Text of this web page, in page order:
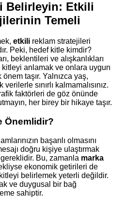
Belirleyin: Etkili
Temeli
etkili reklam stratejileri
Peki, hedef kitle kimdir?
beklentileri ve alışkanlıkları
anlamak ve onlara uygun
taşır. Yalnızca yaş,
sınırlı kalmamalısınız.
faktörleri de göz önünde
her birey bir hikaye taşır.
Önemlidir?
başarılı olmasını
doğru kişiye ulaştırmak
Bu, zamanla marka
ekonomik getirileri de
belirlemek yeterli değildir.
ve duygusal bir bağ
sahiptir.